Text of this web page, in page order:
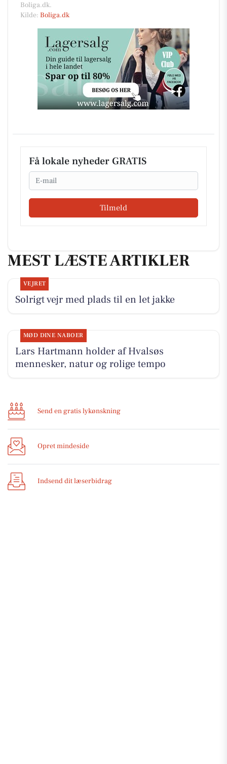
Boliga.dk.
Kilde: Boliga.dk
Få lokale nyheder GRATIS
Email
Tilmeld
MEST LÆSTE ARTIKLER
VEJRET
Solrigt vejr med plads til en let jakke
MØD DINE NABOER
Lars Hartmann holder af Hvalsøs
mennesker, natur og rolige tempo
Send en gratis lykønskning
Opret mindeside
Indsend dit læserbidrag